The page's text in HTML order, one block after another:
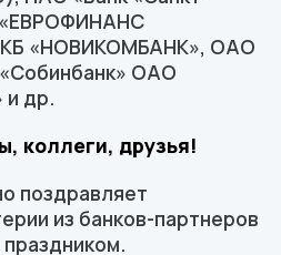
«НОВИКОМБАНК», ОАО
ОАО
др.
коллеги, друзья!
поздравляет
из банков-партнеров